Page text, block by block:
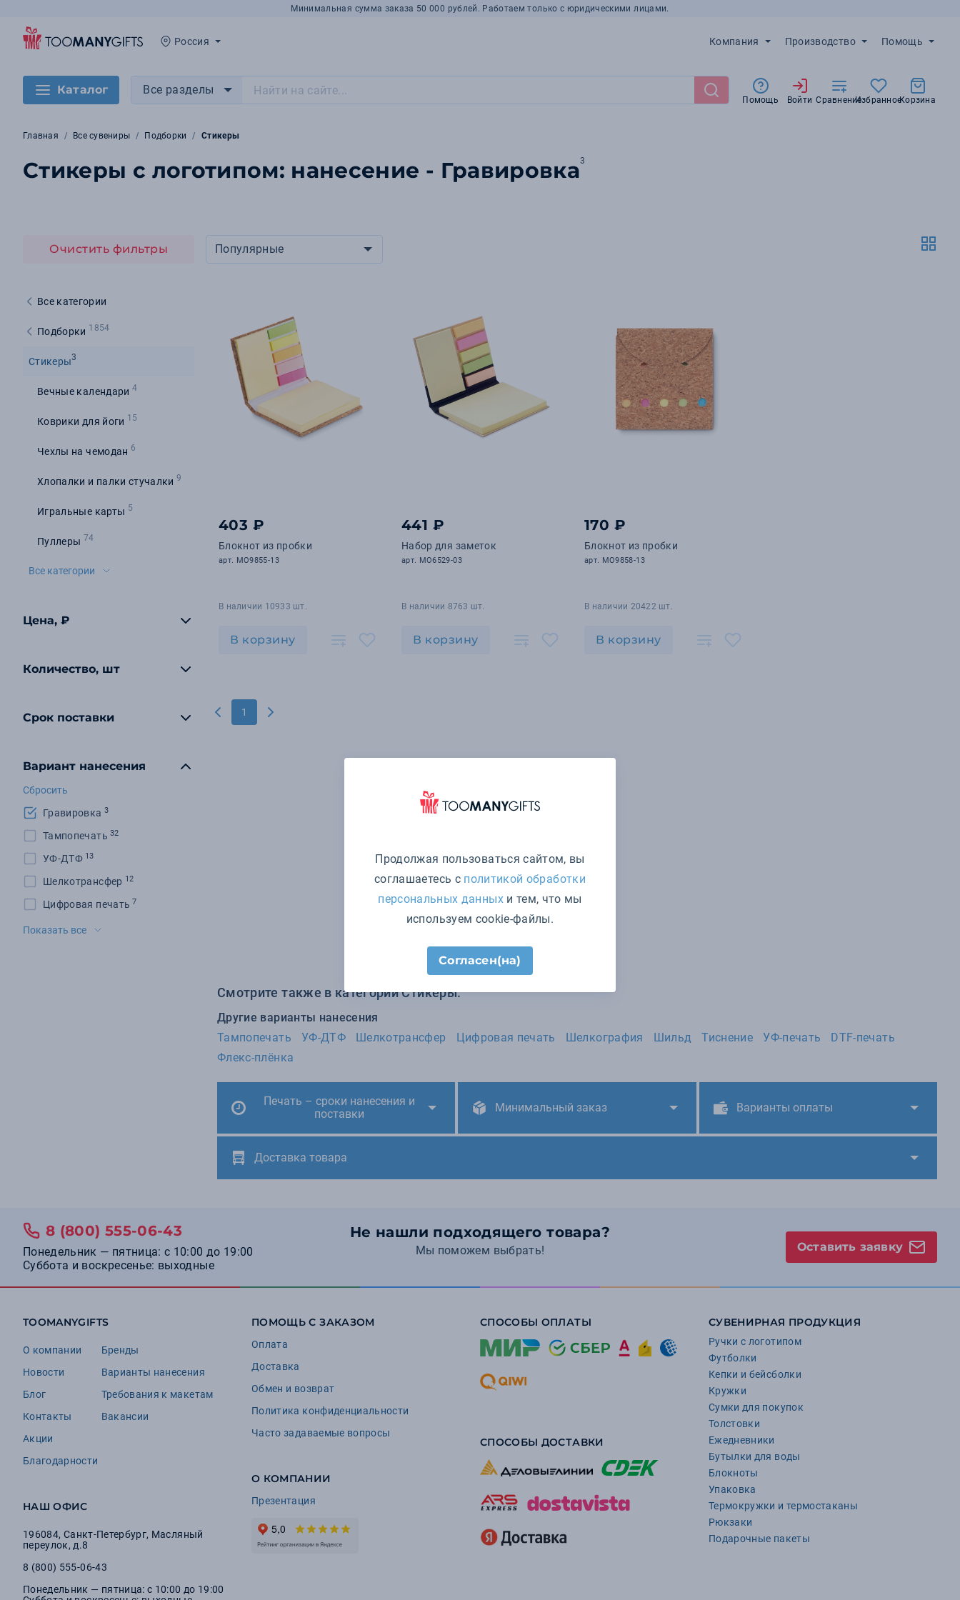
Минимальная сумма заказа 50 000 рублей. Работаем только с юридическими лицами.
Россия Компания Производство Помощь
Каталог Все разделы
Помощь Войти СравнениеИзбранноеКорзина
Главная Все сувениры Подборки Стикеры
Стикеры с логотипом: нанесение - Гравировка3
Очистить фильтры
Все категории
Подборки 1854
Стикеры3
Вечные календари 4
Коврики для йоги 15
Чехлы на чемодан 6
Хлопалки и палки стучалки 9
Игральные карты 5
Пуллеры 74
Все категории
Цена, ₽
Количество, шт
Срок поставки
Вариант нанесения
Сбросить
Гравировка 3
Тампопечать 32
УФ-ДТФ 13
Шелкотрансфер 12
Цифровая печать 7
Шелкография
Показать все
Популярные
403 ₽
Блокнот из пробки
арт. MO9855-13
В наличии 10933 шт.
В корзину
441 ₽
Набор для заметок
арт. MO6529-03
В наличии 8763 шт.
В корзину
170 ₽
Блокнот из пробки
арт. MO9858-13
В наличии 20422 шт.
В корзину
1
Смотрите также в категории Стикеры:
Другие варианты нанесения
Тампопечать
УФ-ДТФ Шелкотрансфер Цифровая печать Шелкография Шильд Тиснение УФ-печать
DTF-печать
Флекс-плёнка
Печать – сроки нанесения и
поставки
Минимальный заказ Варианты оплаты
Доставка товара
Не нашли подходящего товара?
Мы поможем выбрать!
8 (800) 555-06-43
Понедельник — пятница: с 10:00 до 19:00
Суббота и воскресенье: выходные
Оставить заявку
TOOMANYGIFTS
О компании
Новости
Блог
Контакты
Акции
Благодарности
Бренды
Варианты нанесения
Требования к макетам
Вакансии
НАШ ОФИС
196084, Санкт-Петербург, Масляный
переулок, д.8
8 (800) 555-06-43
Понедельник — пятница: с 10:00 до 19:00
ПОМОЩЬ С ЗАКАЗОМ
Оплата
Доставка
Обмен и возврат
Политика конфиденциальности
Часто задаваемые вопросы
О КОМПАНИИ
Презентация
СПОСОБЫ ОПЛАТЫ
СПОСОБЫ ДОСТАВКИ
СУВЕНИРНАЯ ПРОДУКЦИЯ
Ручки с логотипом
Футболки
Кепки и бейсболки
Кружки
Сумки для покупок
Толстовки
Ежедневники
Бутылки для воды
Блокноты
Упаковка
Термокружки и термостаканы
Рюкзаки
Подарочные пакеты
Продолжая пользоваться сайтом, вы
соглашаетесь с политикой обработки
персональных данныхи тем, что мы
используем cookie-файлы.
Согласен(на)